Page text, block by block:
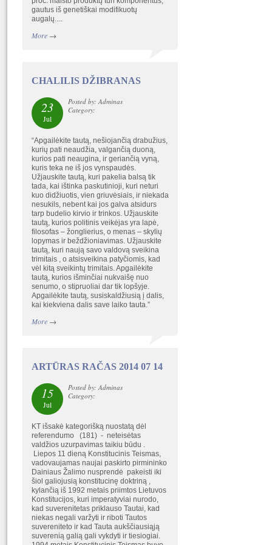
gautus iš genetiškai modifikuotų
augalų....
More→
CHALILIS DŽIBRANAS
23
Jul
Posted by: Adminas
Category:
“Apgailėkite tautą, nešiojančią drabužius,
kurių pati neaudžia, valgančią duoną,
kurios pati neaugina, ir geriančią vyną,
kuris teka ne iš jos vynspaudės.
Užjauskite tautą, kuri pakelia balsą tik
tada, kai ištinka paskutinioji, kuri neturi
kuo didžiuotis, vien griuvėsiais, ir niekada
nesukils, nebent kai jos galva atsidurs
tarp budelio kirvio ir trinkos. Užjauskite
tautą, kurios politinis veikėjas yra lapė,
filosofas – žonglierius, o menas – skylių
lopymas ir beždžioniavimas. Užjauskite
tautą, kuri naują savo valdovą sveikina
trimitais , o atsisveikina patyčiomis, kad
vėl kitą sveikintų trimitais. Apgailėkite
tautą, kurios išminčiai nukvaišę nuo
senumo, o stipruoliai dar tik lopšyje.
Apgailėkite tautą, susiskaldžiusią į dalis,
kai kiekviena dalis save laiko tauta.”
More→
ARTŪRAS RAČAS 2014 07 14
15
Jul
Posted by: Adminas
Category:
KT išsakė kategorišką nuostatą dėl
referendumo (181) - neteisėtas
valdžios uzurpavimas taikiu būdu .
Liepos 11 dieną Konstitucinis Teismas,
vadovaujamas naujai paskirto pirmininko
Dainiaus Žalimo nusprendė pakeisti iki
šiol galiojusią konstitucinę doktriną ,
kylančią iš 1992 metais priimtos Lietuvos
Konstitucijos, kuri imperatyviai nurodo,
kad suverenitetas priklauso Tautai, kad
niekas negali varžyti ir riboti Tautos
suvereniteto ir kad Tauta aukščiausiąją
suverenią galią gali vykdyti ir tiesiogiai.